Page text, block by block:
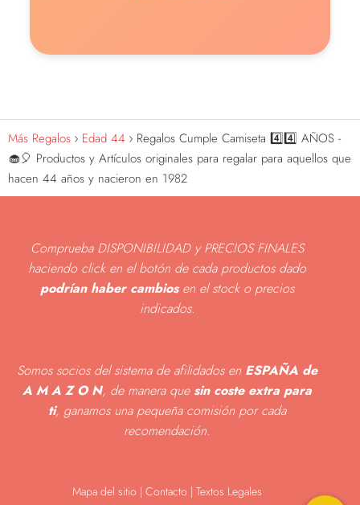
Más Regalos Edad 44
Regalos Cumple Camiseta 4️⃣4️⃣ AÑOS -
🧁🎈 Productos y Artículos originales para regalar para aquellos que
hacen 44 años y nacieron en 1982
Comprueba DISPONIBILIDAD y PRECIOS FINALES
haciendo click en el botón de cada productos dado
podrían haber cambiosen el stock o precios
indicados.
Somos socios del sistema de afilidados en ESPAÑA de
A M A Z O N, de manera que sin coste extra para
ti, ganamos una pequeña comisión por cada
recomendación.
Mapa del sitio | Contacto | Textos Legales